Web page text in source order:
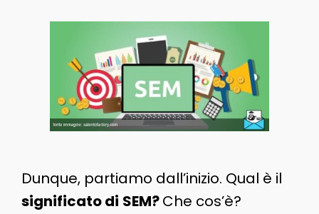
Dunque, partiamo dall’inizio. Qual è il
significato di SEM?Che cos’è?